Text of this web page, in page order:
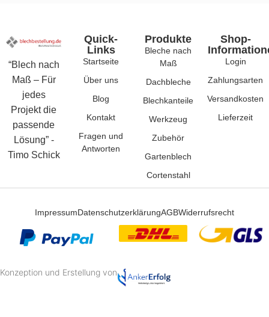
“Blech nach
Maß – Für
jedes
Projekt die
passende
Lösung” -
Timo Schick
Quick-
Links
Startseite
Über uns
Blog
Kontakt
Fragen und
Antworten
Produkte
Bleche nach
Maß
Dachbleche
Blechkanteile
Werkzeug
Zubehör
Gartenblech
Cortenstahl
Shop-
Login
Zahlungsarten
Versandkosten
Lieferzeit
Konzeption und Erstellung von
ImpressumDatenschutzerklärungAGBWiderrufsrecht